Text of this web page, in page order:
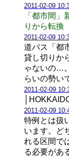
2011-02-09
「都市間
りから転換
2011-02-09
道バス「都
貸し切りか
ゃないの…
らいの勢い
2011-02-09
2011-02-09
特例とは扱
います。ど
れる区間で
る必要があ